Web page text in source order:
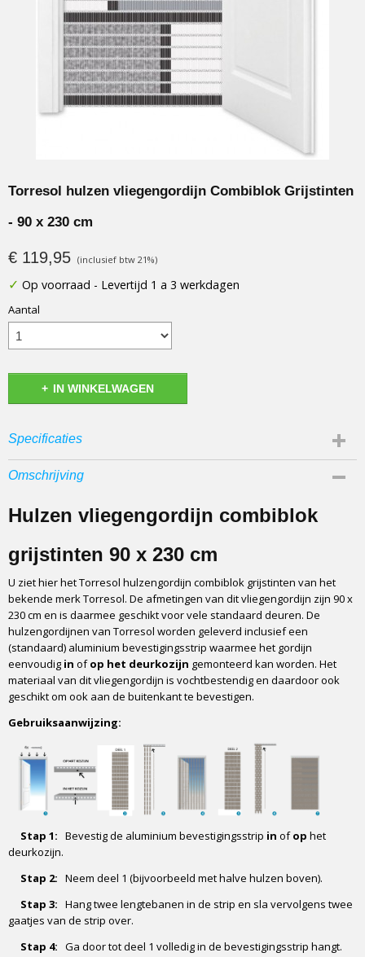
Torresol hulzen vliegengordijn Combiblok Grijstinten
- 90 x 230 cm
€ 119,95 (inclusief btw 21%)
✓ Op voorraad - Levertijd 1 a 3 werkdagen
Aantal
IN WINKELWAGEN
Specificaties
Afmetingen (l,b,h)
Omschrijving
Hulzen vliegengordijn combiblok
grijstinten 90 x 230 cm
U ziet hier het Torresol hulzengordijn combiblok grijstinten van het
bekende merk Torresol. De afmetingen van dit vliegengordijn zijn 90 x
230 cm en is daarmee geschikt voor vele standaard deuren. De
hulzengordijnen van Torresol worden geleverd inclusief een
(standaard) aluminium bevestigingsstrip waarmee het gordijn
eenvoudig in ofop het deurkozijn gemonteerd kan worden. Het
materiaal van dit vliegengordijn is vochtbestendig en daardoor ook
geschikt om ook aan de buitenkant te bevestigen.
Gebruiksaanwijzing:
Stap 1: Bevestig de aluminium bevestigingsstrip in ofop het
deurkozijn.
Stap 2: Neem deel 1 (bijvoorbeeld met halve hulzen boven).
Stap 3: Hang twee lengtebanen in de strip en sla vervolgens twee
gaatjes van de strip over.
Stap 4: Ga door tot deel 1 volledig in de bevestigingsstrip hangt.